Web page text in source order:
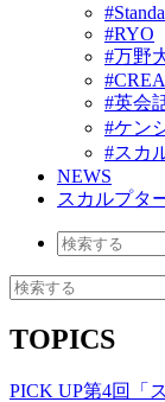
#RYO
#万野
#英会
#ケン
#スカ
NEWS
スカルプタ
TOPICS
PICK UP第4回「